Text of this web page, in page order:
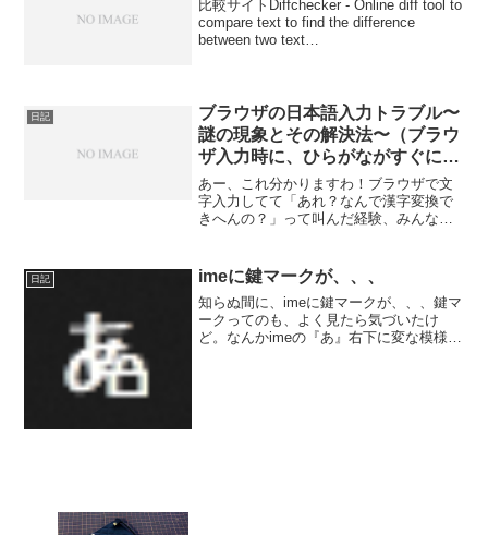
比較サイトDiffchecker - Online diff tool to
compare text to find the difference
between two text
日記
ブラウザの日本語入力トラブル〜
謎の現象とその解決法〜（ブラウ
ザ入力時に、ひらがながすぐに確
定されてしまって漢字変換できな
い件）
あー、これ分かりますわ！ブラウザで文
字入力してて「あれ？なんで漢字変換で
きへんの？」って叫んだ経験、みんなあ
る！！✨ 今やウェブサービス全盛の時
代、ブラウザでの文字入...
日記 imeに鍵マークが、、、
知らぬ間に、imeに鍵マークが、、、鍵マ
ークってのも、よく見たら気づいたけ
ど。なんかimeの『あ』右下に変な模様あ